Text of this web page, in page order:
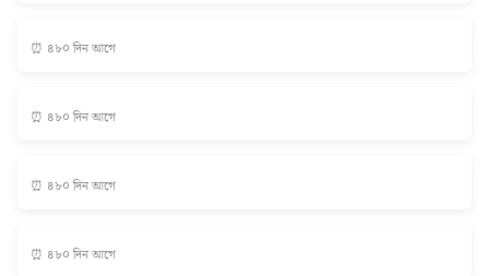
⏰ ৪৮০ দিন আগে
⏰ ৪৮০ দিন আগে
⏰ ৪৮০ দিন আগে
⏰ ৪৮০ দিন আগে